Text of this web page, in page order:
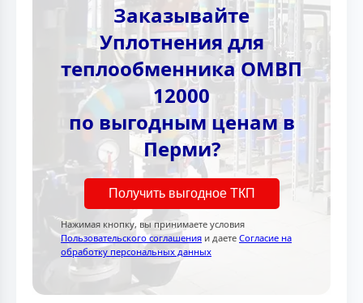
Заказывайте
Уплотнения для
теплообменника ОМВП
12000
по выгодным ценам в
Перми?
Получить выгодное ТКП
Нажимая кнопку, вы принимаете условия
Пользовательского соглашения и даете Согласие на
обработку персональных данных